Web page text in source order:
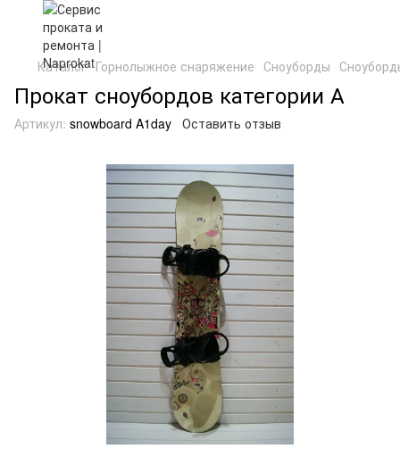
Каталог Горнолыжное снаряжение Сноуборды
Прокат сноубордов категории А
Артикул: snowboard A1day Оставить отзыв